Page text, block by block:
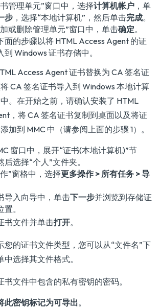
管理单元”窗口中，选择计算机帐户 ，单
步 ，选择“本地计算机”，然后单击完成。
或删除管理单元”窗口中，单击确定。
面的步骤以将 HTML Access Agent 的证
到 Windows 证书存储中。
Access Agent 证书替换为 CA 签名证
CA 签名证书导入到 Windows 本地计算
。在开始之前，请确认安装了 HTML
，将 CA 签名证书复制到桌面以及将证
加到 MMC 中（请参阅上面的步骤 1）。
窗口中，展开“证书(本地计算机)”节
后选择“个人”文件夹。
”窗格中，选择更多操作 > 所有任务 > 导
导入向导中，单击下一步并浏览到存储证
。
书文件并单击打开。
您的证书文件类型，您可以从“文件名”下
中选择其文件格式。
书文件中包含的私有密钥的密码。
此密钥标记为可导出。